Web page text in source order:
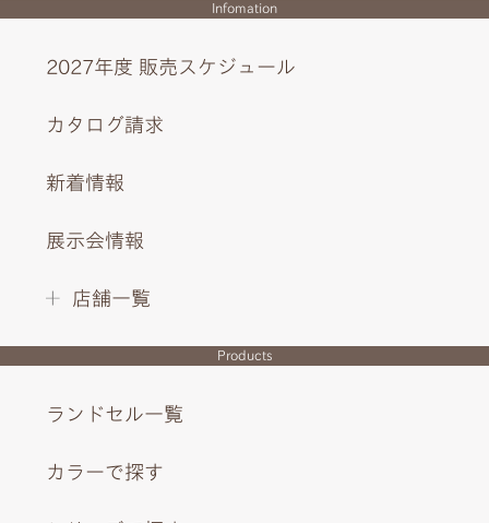
Infomation
2027年度 販売スケジュール
カタログ請求
新着情報
展示会情報
店舗一覧
Products
ランドセル一覧
カラーで探す